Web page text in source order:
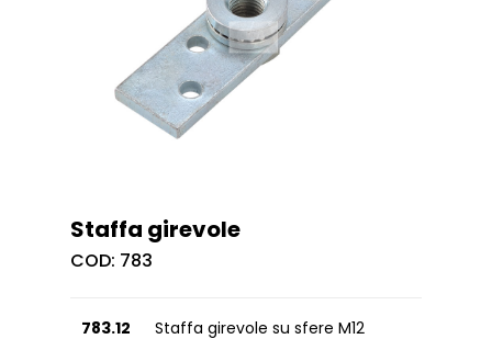
Staffa girevole
COD: 783
783.12
Staffa girevole su sfere M12